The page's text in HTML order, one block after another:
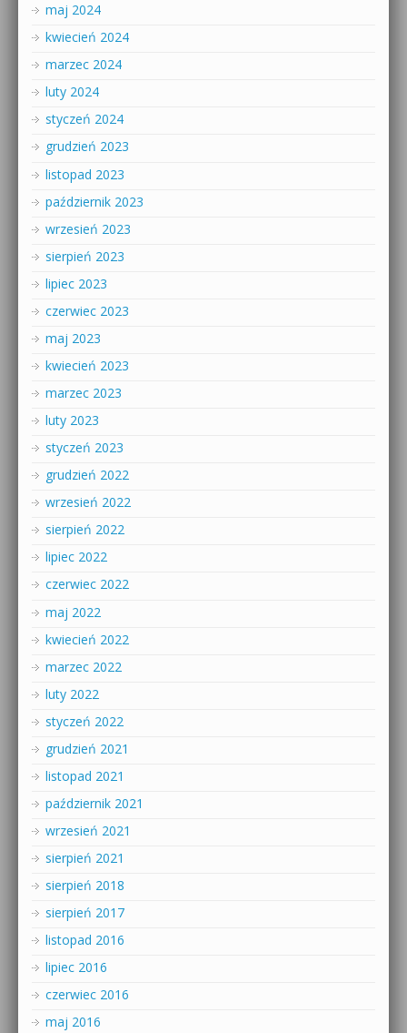
maj 2024
kwiecień 2024
marzec 2024
luty 2024
styczeń 2024
grudzień 2023
listopad 2023
październik 2023
wrzesień 2023
sierpień 2023
lipiec 2023
czerwiec 2023
maj 2023
kwiecień 2023
marzec 2023
luty 2023
styczeń 2023
grudzień 2022
wrzesień 2022
sierpień 2022
lipiec 2022
czerwiec 2022
maj 2022
kwiecień 2022
marzec 2022
luty 2022
styczeń 2022
grudzień 2021
listopad 2021
październik 2021
wrzesień 2021
sierpień 2021
sierpień 2018
sierpień 2017
listopad 2016
lipiec 2016
czerwiec 2016
maj 2016